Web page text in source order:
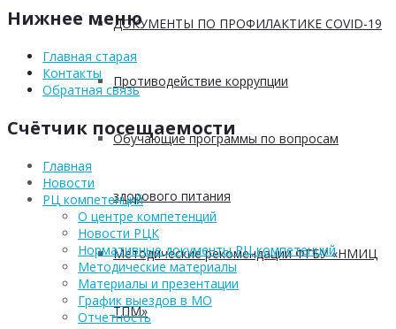
ДОКУМЕНТЫ ПО ПРОФИЛАКТИКЕ COVID-19
Противодействие коррупции
Обучающие программы по вопросам
здорового питания
Методические рекомендации ФГБУ «НМИЦ
ТПМ»
Нижнее меню
Главная старая
Контакты
Обратная связь
Счётчик посещаемости
Главная
Новости
РЦ компетенций
О центре компетенций
Новости РЦК
Нормативные документы РЦ компетенций
Методические материалы
Материалы и презентации
График выездов в МО
Отчетность